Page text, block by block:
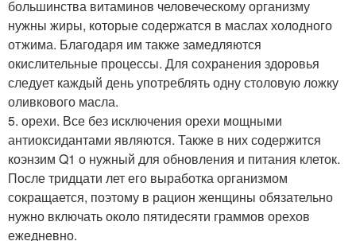
большинства витаминов человеческому организму
нужны жиры, которые содержатся в маслах холодного
отжима. Благодаря им также замедляются
окислительные процессы. Для сохранения здоровья
следует каждый день употреблять одну столовую ложку
оливкового масла.
5. орехи. Все без исключения орехи мощными
антиоксидантами являются. Также в них содержится
коэнзим Q1 о нужный для обновления и питания клеток.
После тридцати лет его выработка организмом
сокращается, поэтому в рацион женщины обязательно
нужно включать около пятидесяти граммов орехов
ежедневно.